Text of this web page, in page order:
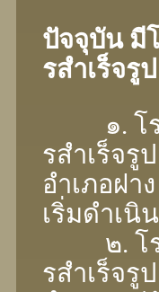
ปัจจุบัน มี
รสําเร็จรู
๑. โรง
รสําเร็จรู
อําเภอฝา
เริ่มดำเนิ
๒. โรง
รสําเร็จรู